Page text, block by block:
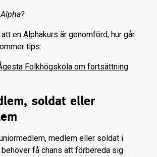
en Alphakurs är genomförd, hur går
tips:
Folkhögskola om fortsättning
soldat eller
medlem eller soldat i
behöver få chans att förbereda sig